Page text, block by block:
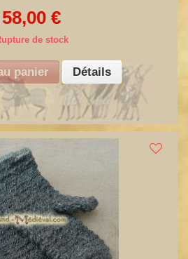
58,00 €
de stock
panier Détails